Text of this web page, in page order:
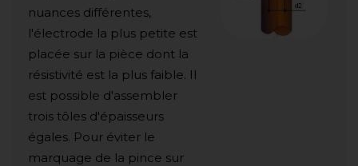
nuances différentes,
l'électrode la plus petite est
placée sur la pièce dont la
résistivité est la plus faible. Il
est possible d'assembler
trois tôles d'épaisseurs
égales. Pour éviter le
marquage de la pince sur